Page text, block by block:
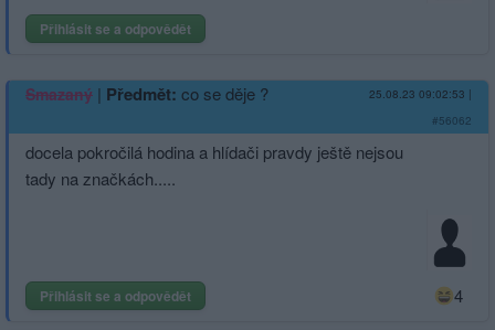
Přihlásit se a odpovědět
Smazaný | Předmět: co se děje ? 25.08.23 09:02:53 |
#56062
docela pokročilá hodina a hlídači pravdy ještě nejsou
tady na značkách.....
Přihlásit se a odpovědět 4